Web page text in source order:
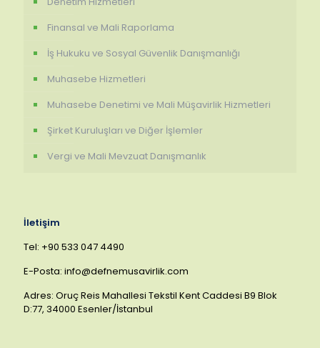
Finansal ve Mali Raporlama
İş Hukuku ve Sosyal Güvenlik Danışmanlığı
Muhasebe Hizmetleri
Muhasebe Denetimi ve Mali Müşavirlik Hizmetleri
Şirket Kuruluşları ve Diğer İşlemler
Vergi ve Mali Mevzuat Danışmanlık
İletişim
Tel: +90 533 047 4490
E-Posta: info@defnemusavirlik.com
Adres: Oruç Reis Mahallesi Tekstil Kent Caddesi B9 Blok
D:77, 34000 Esenler/İstanbul